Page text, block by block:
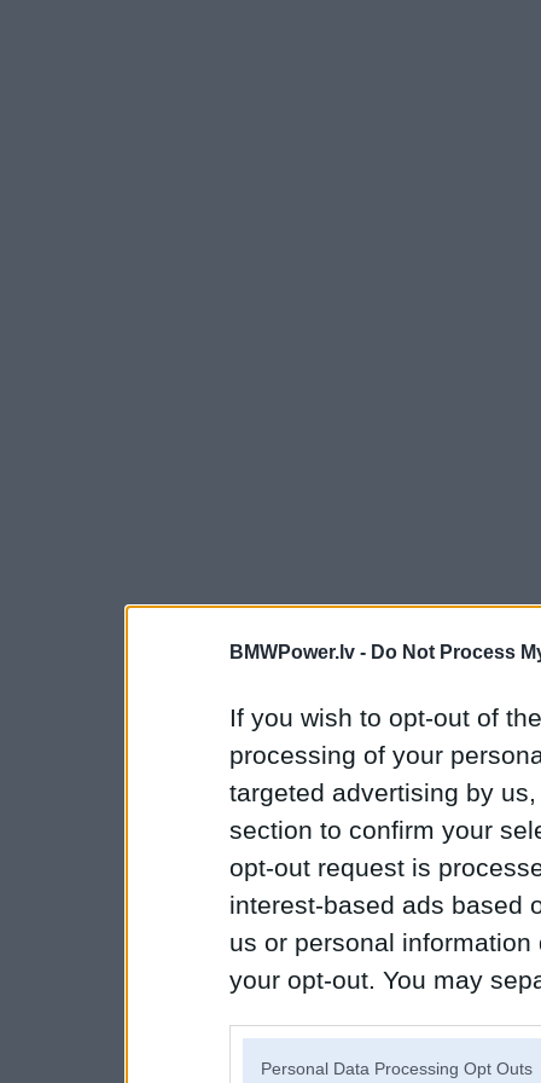
BMWPower.lv - Do Not Process
If you wish to opt-out of
processing of your
targeted advertising by
section to confirm your
opt-out request is
interest-based ads based
us or personal
your opt-out. You may
Personal Data Processing Opt Outs